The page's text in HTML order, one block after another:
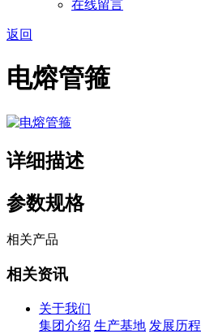
在线留言
返回
电熔管箍
详细描述
参数规格
相关产品
相关资讯
关于我们
集团介绍 生产基地 发展历程